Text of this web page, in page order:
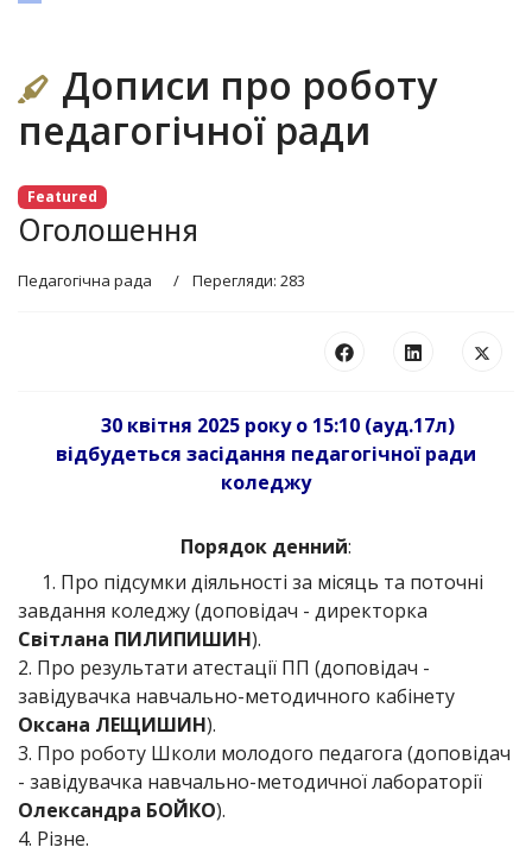
Дописи про роботу
педагогічної ради
Featured
Оголошення
Педагогічна рада Перегляди: 283
30 квітня 2025 року о 15:10 (ауд.17л)
відбудеться засідання педагогічної ради
коледжу
Порядок денний:
1. Про підсумки діяльності за місяць та поточні
завдання коледжу (доповідач - директорка
Світлана ПИЛИПИШИН).
2. Про результати атестації ПП (доповідач -
завідувачка навчально-методичного кабінету
Оксана ЛЕЩИШИН).
3. Про роботу Школи молодого педагога (доповідач
- завідувачка навчально-методичної лабораторії
Олександра БОЙКО).
4. Різне.